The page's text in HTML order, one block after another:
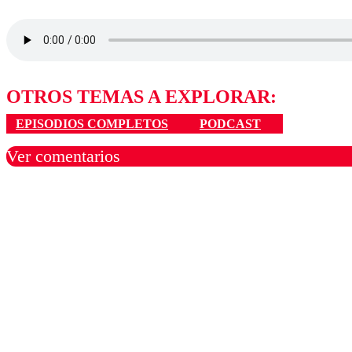
OTROS TEMAS A EXPLORAR:
EPISODIOS COMPLETOS PODCAST
Ver comentarios